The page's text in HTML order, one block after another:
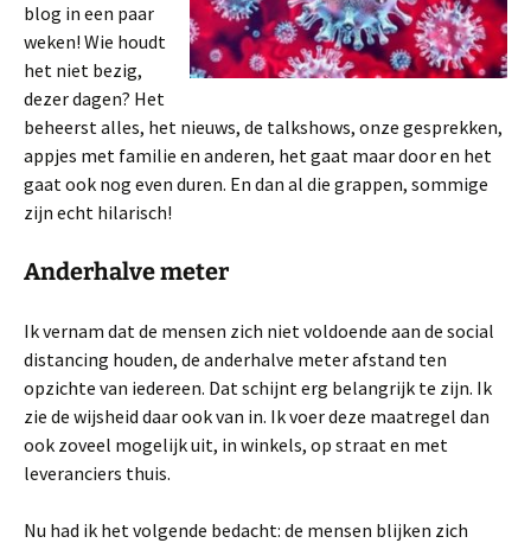
blog in een paar
weken! Wie houdt
het niet bezig,
dezer dagen? Het
beheerst alles, het nieuws, de talkshows, onze gesprekken,
appjes met familie en anderen, het gaat maar door en het
gaat ook nog even duren. En dan al die grappen, sommige
zijn echt hilarisch!
Anderhalve meter
Ik vernam dat de mensen zich niet voldoende aan de social
distancing houden, de anderhalve meter afstand ten
opzichte van iedereen. Dat schijnt erg belangrijk te zijn. Ik
zie de wijsheid daar ook van in. Ik voer deze maatregel dan
ook zoveel mogelijk uit, in winkels, op straat en met
leveranciers thuis.
Nu had ik het volgende bedacht: de mensen blijken zich